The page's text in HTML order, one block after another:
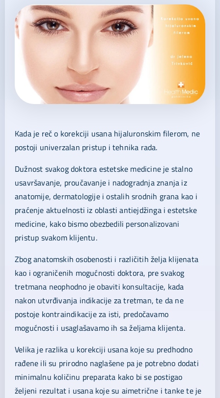
Kada je reč o korekciji usana hijaluronskim filerom, ne
postoji univerzalan pristup i tehnika rada.
Dužnost svakog doktora estetske medicine je stalno
usavršavanje, proučavanje i nadogradnja znanja iz
anatomije, dermatologije i ostalih srodnih grana kao i
praćenje aktuelnosti iz oblasti antiejdžinga i estetske
medicine, kako bismo obezbedili personalizovani
pristup svakom klijentu.
Zbog anatomskih osobenosti i različitih želja klijenata
kao i ograničenih mogućnosti doktora, pre svakog
tretmana neophodno je obaviti konsultacije, kada
nakon utvrđivanja indikacije za tretman, te da ne
postoje kontraindikacije za isti, predočavamo
mogućnosti i usaglašavamo ih sa željama klijenta.
Velika je razlika u korekciji usana koje su predhodno
rađene ili su prirodno naglašene pa je potrebno dodati
minimalnu količinu preparata kako bi se postigao
željeni rezultat i usana koje su aimetrične i tanke te je